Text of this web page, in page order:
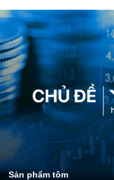
Sản phẩm tôm